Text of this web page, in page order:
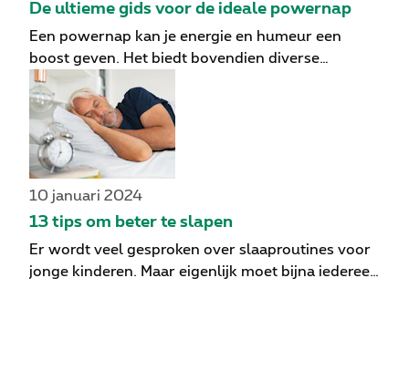
slaaptekort, komt het niet als een verrassing dat
studies hebben aangetoond dat onvoldoende
slaap verband houdt met een hoger algemeen
risico op overlijden en een lagere levenskwaliteit.
In deze blogpost kijken we verder naar de
symptomen en gevolgen van slaaptekort voor je
lichaam. Bovendien geven we ook nog zes tips
mee voor een betere nachtrust!
De ultieme gids voor de ideale powernap
Een powernap kan je energie en humeur een
boost geven. Het biedt bovendien diverse
gezondheidsvoordelen. Toch zijn er ook nadelen
aan overdag slapen. Hier bespreken we de
mogelijke problemen en geven we je praktische
tips om het meeste uit je dutje te halen. Medisch
gevalideerd door een huisarts
10 januari 2024
13 tips om beter te slapen
Er wordt veel gesproken over slaaproutines voor
jonge kinderen. Maar eigenlijk moet bijna iedereen